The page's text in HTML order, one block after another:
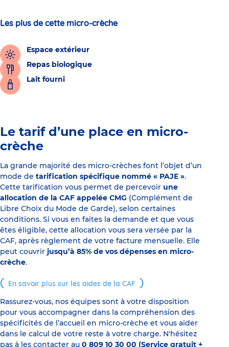
Les plus de cette micro-crèche
Espace extérieur
Repas biologique
Lait fourni
Le tarif d’une place en micro-
crèche
La grande majorité des micro-crèches font l’objet d’un
mode de tarification spécifique nommé « PAJE ».
Cette tarification vous permet de percevoir une
allocation de la CAF appelée CMG (Complément de
Libre Choix du Mode de Garde), selon certaines
conditions. Si vous en faites la demande et que vous
êtes éligible, cette allocation vous sera versée par la
CAF, après règlement de votre facture mensuelle. Elle
peut couvrir jusqu’à 85% de vos dépenses en micro-
crèche.
En savoir plus sur les aides de la CAF
Rassurez-vous, nos équipes sont à votre disposition
pour vous accompagner dans la compréhension des
spécificités de l’accueil en micro-crèche et vous aider
dans le calcul de votre reste à votre charge. N'hésitez
pas à les contacter au 0 809 10 30 00 (Service gratuit +